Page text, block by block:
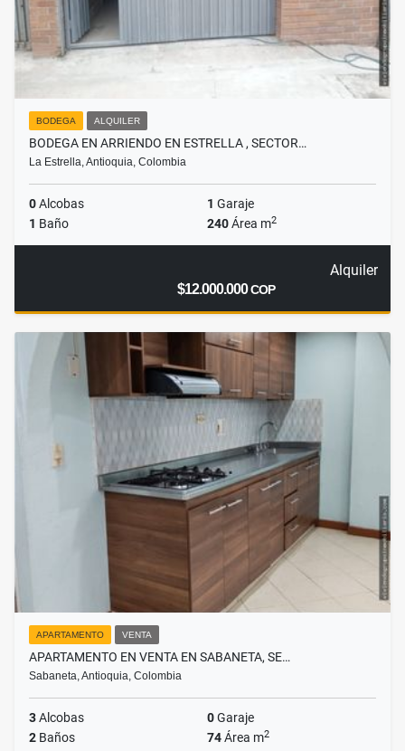
BODEGA ALQUILER
BODEGA EN ARRIENDO EN ESTRELLA , SECTOR…
La Estrella, Antioquia, Colombia
0Alcobas 1 Garaje
1 Baño 240Área m2
Alquiler
$12.000.000COP
APARTAMENTO VENTA
APARTAMENTO EN VENTA EN SABANETA, SE…
Sabaneta, Antioquia, Colombia
3Alcobas 0Garaje
2 Baños 74Área m2